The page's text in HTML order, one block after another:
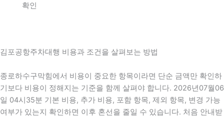
확인
김포공항주차대행 비용과 조건을 살펴보는 방법
종로하수구막힘에서 비용이 중요한 항목이라면 단순 금액만 확인하
기보다 비용이 정해지는 기준을 함께 살펴야 합니다. 2026년07월06
일 04시35분 기본 비용, 추가 비용, 포함 항목, 제외 항목, 변경 가능
여부가 있는지 확인하면 이후 혼선을 줄일 수 있습니다. 처음 안내받